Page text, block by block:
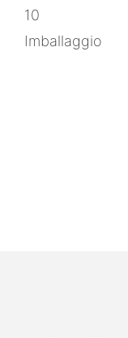
10
Imballaggio